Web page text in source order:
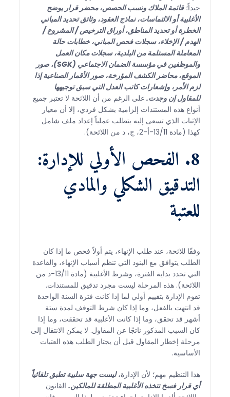
جيداً؛قائمة الملاك ونسب الحصص، محضر قرار يوضح
الأغلبية أو الالتماسات، نماذج العقود، وثائق تحديد المباني
الخطرة أو تحديد المناطق، أوراق الترخيص / المشروع /
الهدم / الإخلاء، سجلات فحص المباني، خطابات حالة
المعاملة المستلمة من البلدية، سجلات مكان العمل
والموظفين في مؤسسة الضمان الاجتماعي (SGK)، صور
الموقع، محاضر الكشف المؤرخة، صور الأقمار الصناعية إذا
لزم الأمر، وإشعارات كاتب العدل التي سبق توجيهها
للمقاول إن وجدت. على الرغم من أن اللائحة لا تعتبر جميع
أنواع هذه المستندات إلزامية بشكل فردي، إلا أن معيار
الإثبات الذي تسعى إليه يتطلب عملياً إعداد ملف شامل
كهذا (مادة 13/11-أ-2، ج، د من اللائحة).
8. الفحص الأولي للإدارة:
التدقيق الشكلي والمادي
للعتبة
وفقًا للائحة، عند طلب الإنهاء، يتم أولاً فحص ما إذا كان
الطلب يتوافق مع البنود التي تنظم أسباب الإنهاء، والقاعدة
التي تحدد بداية الفترة، وشرط الأغلبية (مادة 13/11-د من
اللائحة). هذه المرحلة ليست مجرد تدقيق للمستندات.
تقوم الإدارة بتقييم أولي لما إذا كانت فترة السنة الواحدة
قد انتهت بالفعل، وما إذا كان شرط التوقف لمدة ستة
أشهر قد تحقق، وما إذا كانت الأغلبية قد تحققت، وما إذا
كان السبب المذكور ناتجًا عن المقاول. لا يمكن الانتقال إلى
مرحلة إخطار المقاول قبل أن يجتاز الطلب هذه العتبات
الأساسية.
هذا التنظيم مهم؛ لأن الإدارة،ليست جهة سلبية تطبق تلقائياً
أي قرار فسخ تتخذه الأغلبية المطلقة للمالكين. القانون